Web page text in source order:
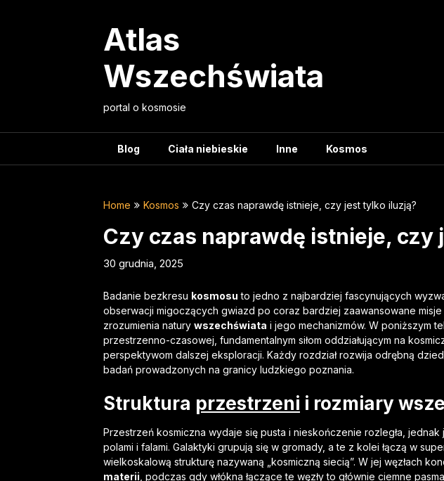
Atlas
Wszechświata
portal o kosmosie
Blog Ciała niebieskie Inne Kosmos
Home Kosmos Czy czas naprawdę istnieje, czy jest tylko iluzją?
Czy czas naprawdę istnieje, czy
30 grudnia, 2025
Badanie bezkresu kosmosu to jedno z najbardziej fascynujących
obserwacji migoczących gwiazd po coraz bardziej zaawansowane
zrozumienia natury wszechświata i jego mechanizmów. W poniższym
przestrzenno-czasowej, fundamentalnym siłom oddziałującym na
perspektywom dalszej eksploracji. Każdy rozdział rozwija odrębną
badań prowadzonych na granicy ludzkiego poznania.
Struktura przestrzeni i rozmiary
Przestrzeń kosmiczna wydaje się pusta i nieskończenie rozległa, jednak
polami i falami. Galaktyki grupują się w gromady, a te z kolei łączą w
wielkoskalową strukturę nazywaną „kosmiczną siecią”. W jej węzłach
materii , podczas gdy włókna łączące te węzły to głównie ciemne